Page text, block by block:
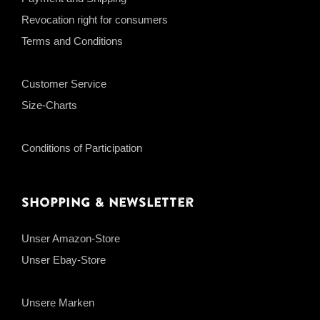
Revocation right for consumers
Terms and Conditions
Customer Service
Size-Charts
Conditions of Participation
Shopping & Newsletter
Unser Amazon-Store
Unser Ebay-Store
Unsere Marken